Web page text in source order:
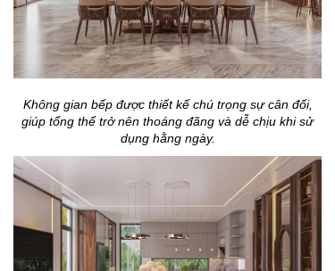
Không gian bếp được thiết kế chú trọng sự cân đối,
giúp tổng thể trở nên thoáng đãng và dễ chịu khi sử
dụng hằng ngày.